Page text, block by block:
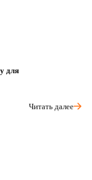
для
Читать далее